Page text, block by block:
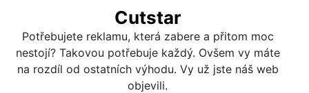
content
Cutstar
Potřebujete reklamu, která zabere a přitom moc
nestojí? Takovou potřebuje každý. Ovšem vy máte
na rozdíl od ostatních výhodu. Vy už jste náš web
objevili.